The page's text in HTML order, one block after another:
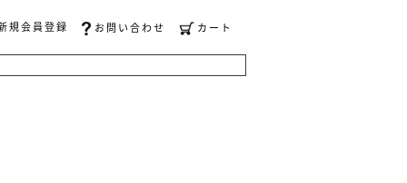
規会員登録 お問い合わせ カート